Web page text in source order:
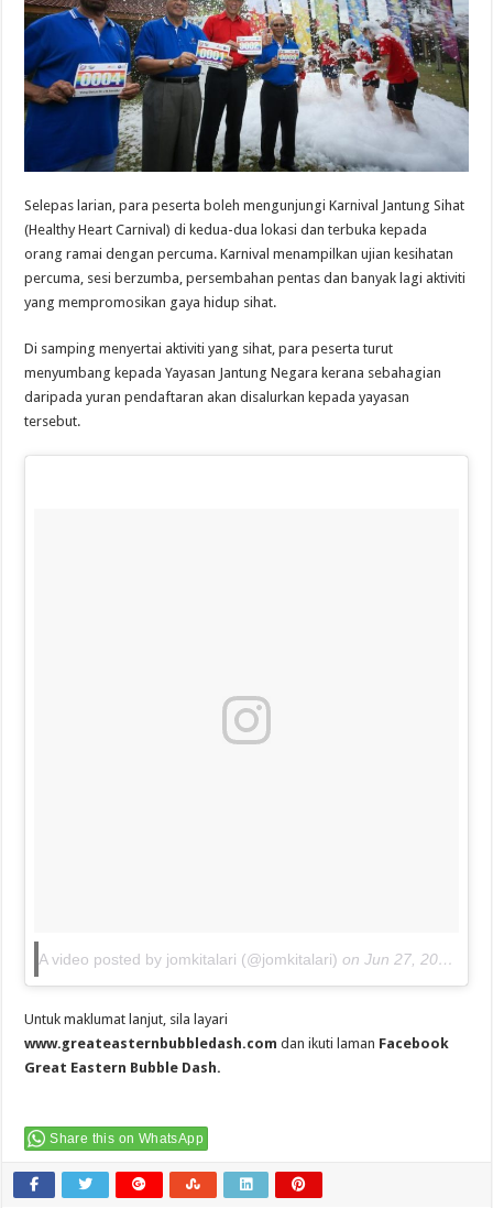
Selepas larian, para peserta boleh mengunjungi Karnival Jantung Sihat
(Healthy Heart Carnival) di kedua-dua lokasi dan terbuka kepada
orang ramai dengan percuma. Karnival menampilkan ujian kesihatan
percuma, sesi berzumba, persembahan pentas dan banyak lagi aktiviti
yang mempromosikan gaya hidup sihat.
Di samping menyertai aktiviti yang sihat, para peserta turut
menyumbang kepada Yayasan Jantung Negara kerana sebahagian
daripada yuran pendaftaran akan disalurkan kepada yayasan
tersebut.
A video posted by jomkitalari (@jomkitalari) onJun 27, 2016 at 6:04am PDT
Untuk maklumat lanjut, sila layari
www.greateasternbubbledash.com dan ikuti laman Facebook
Great Eastern Bubble Dash.
Share this on WhatsApp